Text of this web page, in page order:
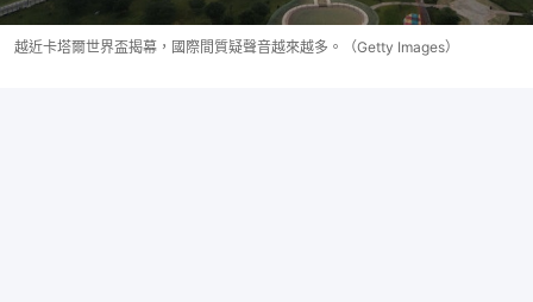
越近卡塔爾世界盃揭幕，國際間質疑聲音越來越多。（Getty Images）